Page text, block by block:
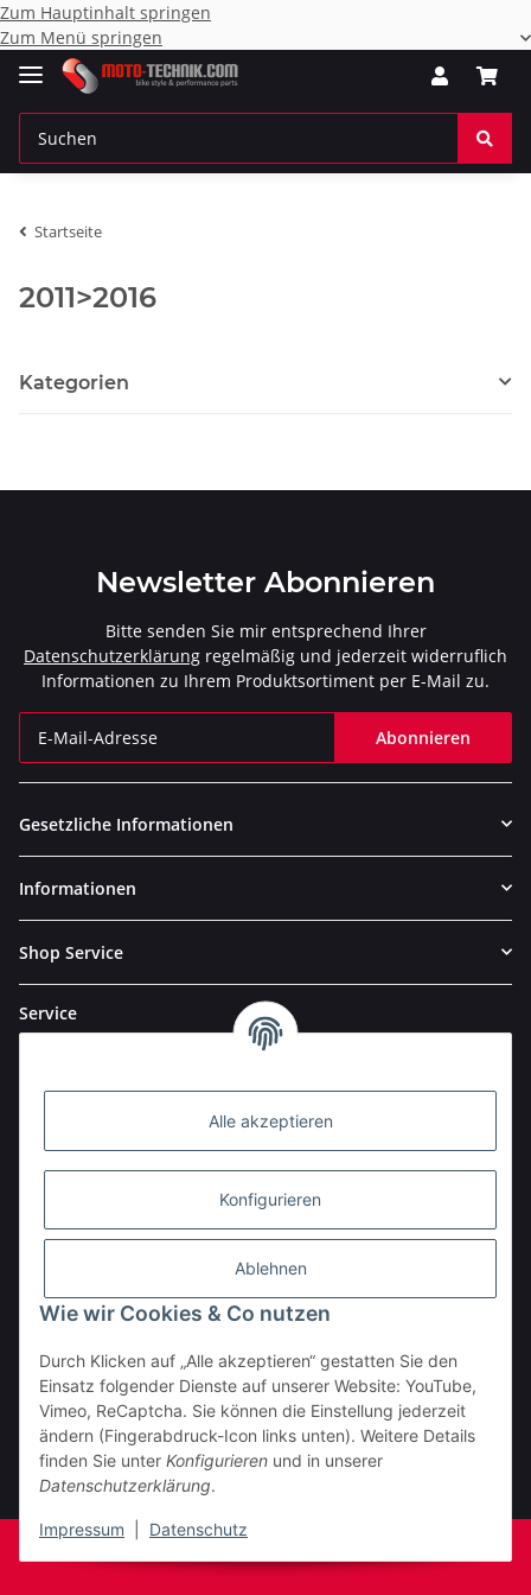
Zum Hauptinhalt springen
Zum Menü springen
Alle akzeptieren
Konfigurieren
Ablehnen
Wie wir Cookies & Co nutzen
Durch Klicken auf „Alle akzeptieren“ gestatten Sie den
Einsatz folgender Dienste auf unserer Website: YouTube,
Vimeo, ReCaptcha. Sie können die Einstellung jederzeit
ändern (Fingerabdruck-Icon links unten). Weitere Details
finden Sie unter Konfigurieren und in unserer
Datenschutzerklärung.
Impressum Datenschutz
Startseite
2011>2016
Kategorien
Newsletter Abonnieren
Bitte senden Sie mir entsprechend Ihrer
Datenschutzerklärung regelmäßig und jederzeit widerruflich
Informationen zu Ihrem Produktsortiment per E-Mail zu.
Abonnieren
Gesetzliche Informationen
Informationen
Shop Service
Service
BESTELLHOTLINE:
(0 23 03) 983 77 27
Vertrag widerrufen
* Alle Preise inkl. gesetzlicher USt., zzgl.
Powered byJTL-Shop